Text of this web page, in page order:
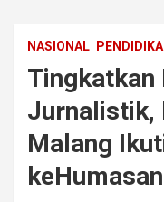
NASIONAL
Tingkatkan
Jurnalistik,
Malang
keHumasan